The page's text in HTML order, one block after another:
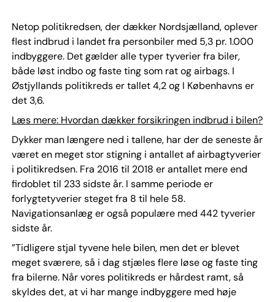
Netop politikredsen, der dækker Nordsjælland, oplever
flest indbrud i landet fra personbiler med 5,3 pr. 1.000
indbyggere. Det gælder alle typer tyverier fra biler,
både løst indbo og faste ting som rat og airbags. I
Østjyllands politikreds er tallet 4,2 og I Københavns er
det 3,6.
Læs mere: Hvordan dækker forsikringen indbrud i bilen?
Dykker man længere ned i tallene, har der de seneste år
været en meget stor stigning i antallet af airbagtyverier
i politikredsen. Fra 2016 til 2018 er antallet mere end
firdoblet til 233 sidste år. I samme periode er
forlygtetyverier steget fra 8 til hele 58.
Navigationsanlæg er også populære med 442 tyverier
sidste år.
”Tidligere stjal tyvene hele bilen, men det er blevet
meget sværere, så i dag stjæles flere løse og faste ting
fra bilerne. Når vores politikreds er hårdest ramt, så
skyldes det, at vi har mange indbyggere med høje